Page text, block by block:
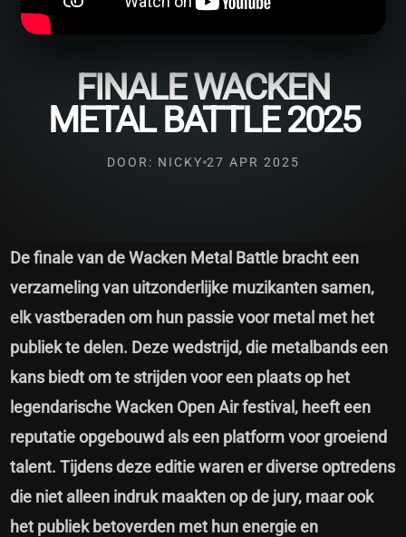
FINALE WACKEN
METAL BATTLE 2025
DOOR: NICKY 27 APR 2025
De finale van de Wacken Metal Battle bracht een
verzameling van uitzonderlijke muzikanten samen,
elk vastberaden om hun passie voor metal met het
publiek te delen. Deze wedstrijd, die metalbands een
kans biedt om te strijden voor een plaats op het
legendarische Wacken Open Air festival, heeft een
reputatie opgebouwd als een platform voor groeiend
talent. Tijdens deze editie waren er diverse optredens
die niet alleen indruk maakten op de jury, maar ook
het publiek betoverden met hun energie en